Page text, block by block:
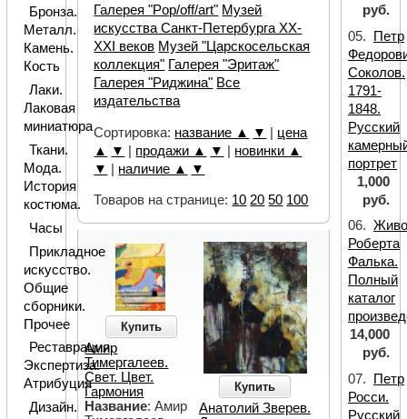
Галерея "Pop/off/art" Музей
искусства Санкт-Петербурга XX-
XXI веков Музей "Царскосельская
коллекция" Галерея "Эритаж"
Галерея "Риджина" Все
издательства
Сортировка: название ▲ ▼
цена
▲
▼ продажи ▲ ▼
новинки ▲
▼
наличие ▲ ▼
Товаров на странице: 10 20 50 100
Купить
Амир
Тимергалеев.
Свет. Цвет.
Гармония
Название: Амир
Купить
Анатолий Зверев.
Бронза.
Металл.
Камень.
Кость
Лаки.
Лаковая
миниатюра
Ткани.
Мода.
История
костюма.
Часы
Прикладное
искусство.
Общие
сборники.
Прочее
Реставрация.
Экспертиза.
Атрибуция
Дизайн.
руб.
05. Петр
Соколов.
1791-
1848.
Русский
портрет
1,000
руб.
06.
Роберта
Фалька.
Полный
каталог
14,000
руб.
07.
Петр
Росси.
Русский